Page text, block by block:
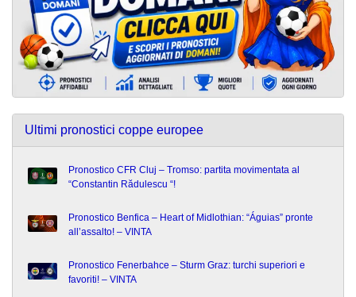
Ultimi pronostici coppe europee
Pronostico CFR Cluj – Tromso: partita movimentata al
“Constantin Rădulescu “!
Pronostico Benfica – Heart of Midlothian: “Águias” pronte
all’assalto! – VINTA
Pronostico Fenerbahce – Sturm Graz: turchi superiori e
favoriti! – VINTA